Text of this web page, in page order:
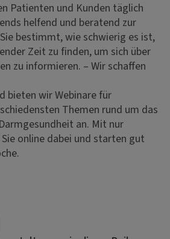
Patienten und Kunden täglich
helfend und beratend zur
bestimmt, wie schwierig es ist,
Zeit zu finden, um sich über
zu informieren. – Wir schaffen
bieten wir Webinare für
Themen rund um das
an. Mit nur
online dabei und starten gut